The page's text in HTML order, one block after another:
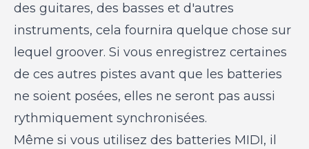
des guitares, des basses et d'autres
instruments, cela fournira quelque chose sur
lequel groover. Si vous enregistrez certaines
de ces autres pistes avant que les batteries
ne soient posées, elles ne seront pas aussi
rythmiquement synchronisées.
Même si vous utilisez des batteries MIDI, il